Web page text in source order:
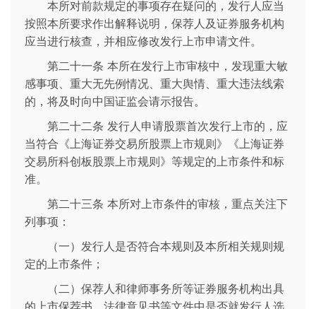
本所对前款规定的事项存在疑问的，发行人应当
按照本所要求作出解释说明，保荐人及证券服务机构
应当进行核查，并相应修改发行上市申请文件。
第二十一条 本所在发行上市审核中，发现重大敏
感事项、重大无先例情况、重大舆情、重大违法线索
的，将及时向中国证监会请示报告。
第二十二条 发行人申请股票首次发行上市的，应
当符合《上海证券交易所股票上市规则》《上海证券
交易所科创板股票上市规则》等规定的上市条件和标
准。
第二十三条 本所对上市条件的审核，重点关注下
列事项：
（一）发行人是否符合本规则及本所相关规则规
定的上市条件；
（二）保荐人和律师事务所等证券服务机构出具
的上市保荐书、法律意见书等文件中是否就发行人选